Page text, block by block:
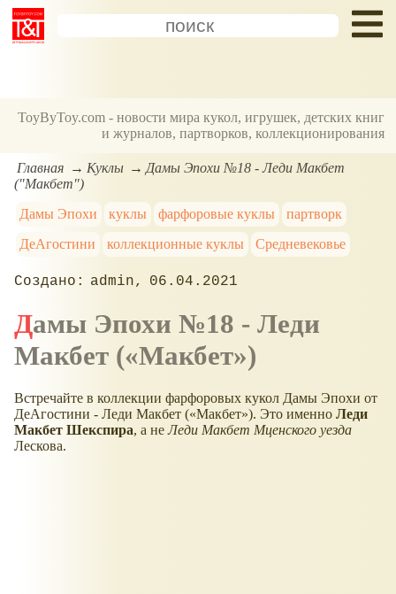
ToyByToy.com - новости мира кукол, игрушек, детских книг
и журналов, партворков, коллекционирования
Главная Куклы
Дамы Эпохи №18 - Леди Макбет
("Макбет")
Дамы Эпохи
куклы фарфоровые куклы
партворк
ДеАгостини
коллекционные куклы Средневековье
admin 06.04.2021
Дамы Эпохи №18 - Леди
Макбет ( Макбет )
Встречайте в коллекции фарфоровых кукол Дамы Эпохи от
ДеАгостини - Леди Макбет ( Макбет ). Это именно Леди
Макбет Шекспира, а неЛеди Макбет Мценского уезда
Лескова.